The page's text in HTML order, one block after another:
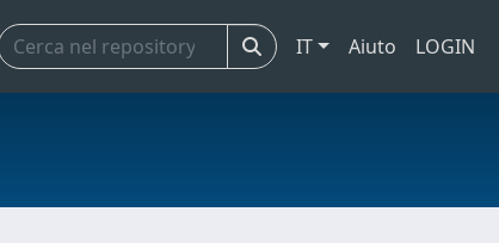
IT Aiuto LOGIN